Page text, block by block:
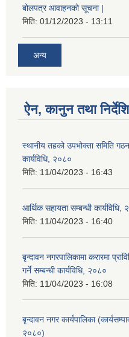
बोलपत्र आवाहनको सूचना |
मिति: 01/12/2023 - 13:11
अन्य
ऐन, कानुन तथा
स्थानीय तहको उपभोक्ता समिति
कार्यविधि, २०८०
मिति: 11/04/2023 - 16:43
आर्थिक सहायता सम्बन्धी
मिति: 11/04/2023 - 16:40
बृन्दावन नगरपालिकामा करारमा
गर्ने सम्बन्धी कार्यविधि, २०८०
मिति: 11/04/2023 - 16:08
बृन्दावन नगर कार्यपालिका
२०८०)